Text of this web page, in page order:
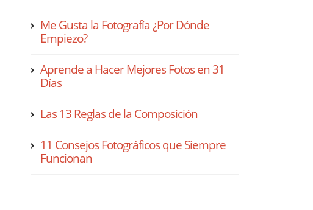
Me Gusta la Fotografía ¿Por Dónde
Empiezo?
Aprende a Hacer Mejores Fotos en 31
Días
Las 13 Reglas de la Composición
11 Consejos Fotográficos que Siempre
Funcionan